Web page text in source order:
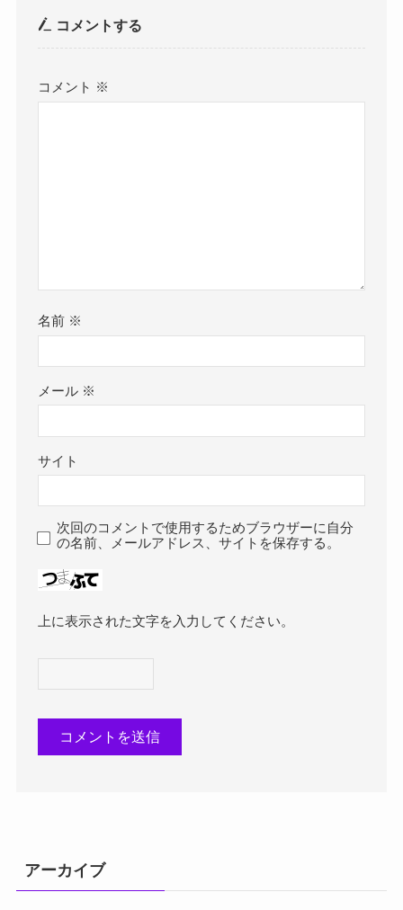
コメントする
コメント ※
名前 ※
メール ※
サイト
次回のコメントで使用するためブラウザーに自分
の名前、メールアドレス、サイトを保存する。
上に表示された文字を入力してください。
アーカイブ